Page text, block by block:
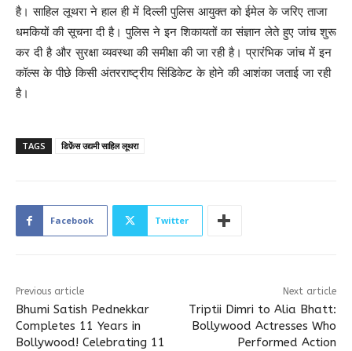
है। साहिल लूथरा ने हाल ही में दिल्ली पुलिस आयुक्त को ईमेल के जरिए ताजा
धमकियों की सूचना दी है। पुलिस ने इन शिकायतों का संज्ञान लेते हुए जांच शुरू
कर दी है और सुरक्षा व्यवस्था की समीक्षा की जा रही है। प्रारंभिक जांच में इन
कॉल्स के पीछे किसी अंतरराष्ट्रीय सिंडिकेट के होने की आशंका जताई जा रही
है।
TAGS डिफ़ेंस उद्यमी साहिल लूथरा
Facebook Twitter
Previous article
Bhumi Satish Pednekkar
Completes 11 Years in
Bollywood! Celebrating 11
Next article
Triptii Dimri to Alia Bhatt:
Bollywood Actresses Who
Performed Action